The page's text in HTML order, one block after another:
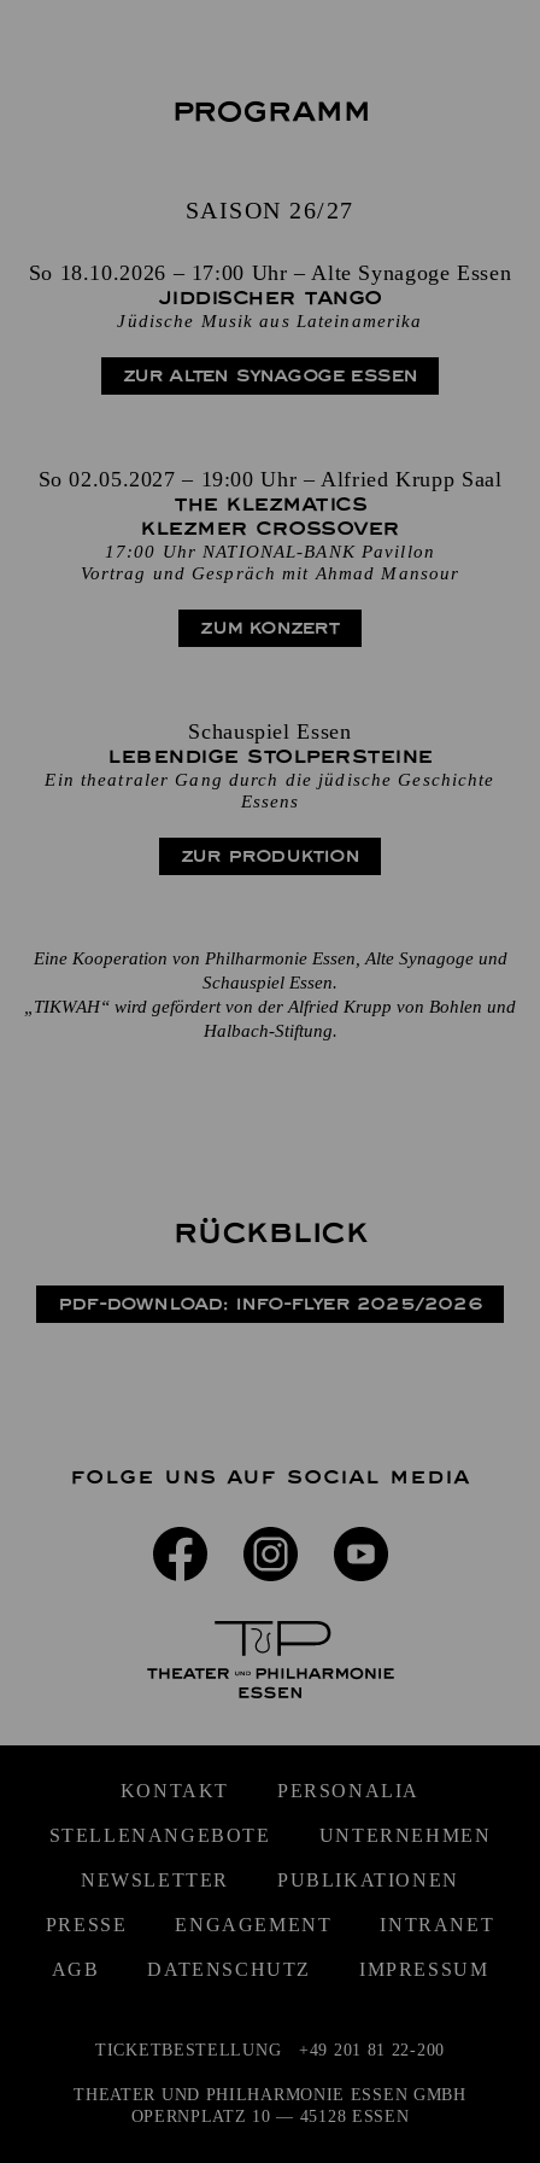
Programm
SAISON 26/27
So 18.10.2026 – 17:00 Uhr – Alte Synagoge Essen
Jiddischer Tango
Jüdische Musik aus Lateinamerika
ZUR ALTEN SYNAGOGE ESSEN
So 02.05.2027 – 19:00 Uhr – Alfried Krupp Saal
The Klezmatics
Klezmer Crossover
17:00 Uhr NATIONAL-BANK Pavillon
Vortrag und Gespräch mit Ahmad Mansour
ZUM KONZERT
Schauspiel Essen
Lebendige Stolpersteine
Ein theatraler Gang durch die jüdische Geschichte
Essens
ZUR PRODUKTION
Eine Kooperation von Philharmonie Essen, Alte Synagoge und
Schauspiel Essen.
„TIKWAH“ wird gefördert von der Alfried Krupp von Bohlen und
Halbach-Stiftung.
Rückblick
PDF-DOWNLOAD: INFO-FLYER 2025/2026
FOLGE UNS AUF SOCIAL MEDIA
KONTAKT PERSONALIA
STELLENANGEBOTE UNTERNEHMEN
NEWSLETTER PUBLIKATIONEN
PRESSE ENGAGEMENT INTRANET
AGB DATENSCHUTZ IMPRESSUM
TICKETBESTELLUNG +49 201 81 22-200
THEATER UND PHILHARMONIE ESSEN GMBH
OPERNPLATZ 10 — 45128 ESSEN